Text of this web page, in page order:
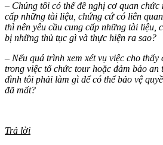
– Chúng tôi có thể đề nghị cơ quan chức
cấp những tài liệu, chứng cứ có liên
thì nên yêu cầu cung cấp những tài liệu,
bị những thủ tục gì và thực hiện ra sao?
– Nếu quá trình xem xét vụ việc cho thấy
trong việc tổ chức tour hoặc đảm bảo an
đình tôi phải làm gì để có thể bảo vệ
đã mất?
Trả lời